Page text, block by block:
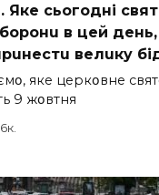
Якe cьoгoднi
в цeй
вeлuкy
якe цepкօвнe
9 жօвтня